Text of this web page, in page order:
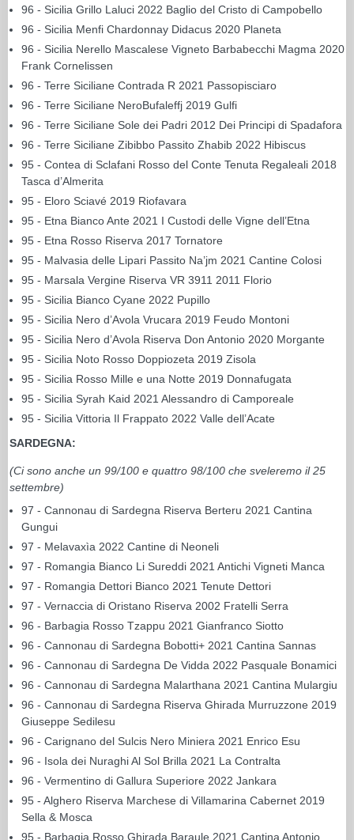
96 - Sicilia Grillo Laluci 2022 Baglio del Cristo di Campobello
96 - Sicilia Menfi Chardonnay Didacus 2020 Planeta
96 - Sicilia Nerello Mascalese Vigneto Barbabecchi Magma 2020
Frank Cornelissen
96 - Terre Siciliane Contrada R 2021 Passopisciaro
96 - Terre Siciliane NeroBufaleffj 2019 Gulfi
96 - Terre Siciliane Sole dei Padri 2012 Dei Principi di Spadafora
96 - Terre Siciliane Zibibbo Passito Zhabib 2022 Hibiscus
95 - Contea di Sclafani Rosso del Conte Tenuta Regaleali 2018
Tasca d’Almerita
95 - Eloro Sciavé 2019 Riofavara
95 - Etna Bianco Ante 2021 I Custodi delle Vigne dell’Etna
95 - Etna Rosso Riserva 2017 Tornatore
95 - Malvasia delle Lipari Passito Na’jm 2021 Cantine Colosi
95 - Marsala Vergine Riserva VR 3911 2011 Florio
95 - Sicilia Bianco Cyane 2022 Pupillo
95 - Sicilia Nero d’Avola Vrucara 2019 Feudo Montoni
95 - Sicilia Nero d’Avola Riserva Don Antonio 2020 Morgante
95 - Sicilia Noto Rosso Doppiozeta 2019 Zisola
95 - Sicilia Rosso Mille e una Notte 2019 Donnafugata
95 - Sicilia Syrah Kaid 2021 Alessandro di Camporeale
95 - Sicilia Vittoria Il Frappato 2022 Valle dell’Acate
SARDEGNA:
(Ci sono anche un 99/100 e quattro 98/100 che sveleremo il 25
settembre)
97 - Cannonau di Sardegna Riserva Berteru 2021 Cantina
Gungui
97 - Melavaxìa 2022 Cantine di Neoneli
97 - Romangia Bianco Li Sureddi 2021 Antichi Vigneti Manca
97 - Romangia Dettori Bianco 2021 Tenute Dettori
97 - Vernaccia di Oristano Riserva 2002 Fratelli Serra
96 - Barbagia Rosso Tzappu 2021 Gianfranco Siotto
96 - Cannonau di Sardegna Bobotti+ 2021 Cantina Sannas
96 - Cannonau di Sardegna De Vidda 2022 Pasquale Bonamici
96 - Cannonau di Sardegna Malarthana 2021 Cantina Mulargiu
96 - Cannonau di Sardegna Riserva Ghirada Murruzzone 2019
Giuseppe Sedilesu
96 - Carignano del Sulcis Nero Miniera 2021 Enrico Esu
96 - Isola dei Nuraghi Al Sol Brilla 2021 La Contralta
96 - Vermentino di Gallura Superiore 2022 Jankara
95 - Alghero Riserva Marchese di Villamarina Cabernet 2019
Sella & Mosca
95 - Barbagia Rosso Ghirada Baraule 2021 Cantina Antonio